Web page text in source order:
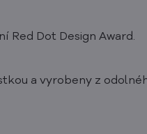
Red Dot Design Award.
a vyrobeny z